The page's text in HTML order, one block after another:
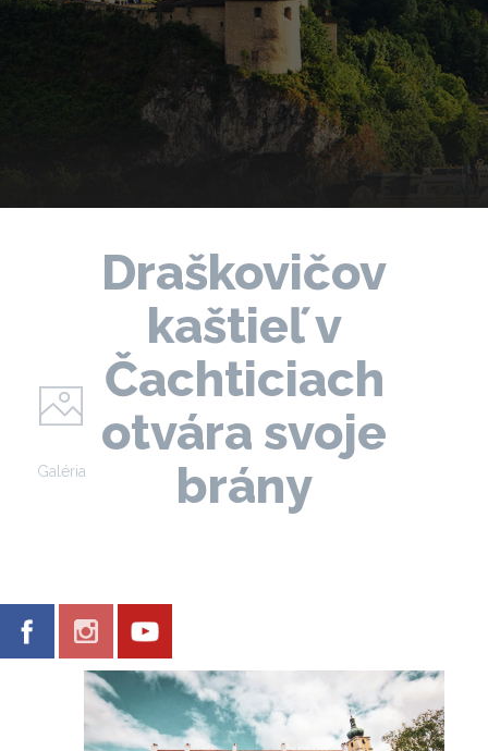
Draškovičov
kaštieľ v
Čachticiach
otvára svoje
brány
Galéria